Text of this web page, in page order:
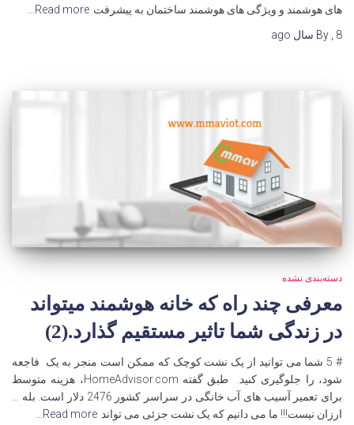
های هوشمند و ویژگی های هوشمند ساختمان به پیشرفت Read more…
By
8 سال
دسته‌بندی نشده
معرفی چند راه که خانه هوشمند میتواند
در زندگی شما تاثیر مستقیم گذارد.(2)
# 5 شما می توانید از یک نشت کوچک که ممکن است منجر به یک فاجعه
شود، را جلوگیری کنید. طبق گفته HomeAdvisor.com، هزینه متوسط
برای تعمیر آسیب های آب خانگی در سراسر کشور 2476 دلار است. بله …
ارزان نیست!!! ما می دانیم که یک نشت جزئی می تواند Read more…